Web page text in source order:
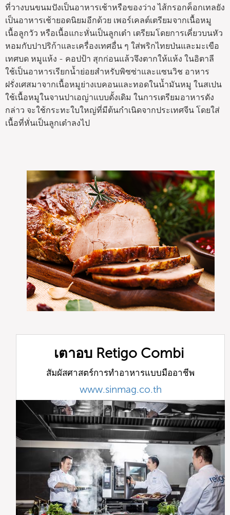
ที่วางบนขนมปังเป็นอาหารเช้าหรือของว่าง ไส้กรอกค็อกเทลยัง
เป็นอาหารเช้ายอดนิยมอีกด้วย เพอร์เคลต์เตรียมจากเนื้อหมู
เนื้อลูกวัว หรือเนื้อแกะหั่นเป็นลูกเต๋า เตรียมโดยการเคี่ยวบนหัว
หอมกับปาปริก้าและเครื่องเทศอื่น ๆ ใส่พริกไทยป่นและมะเขือ
เทศบด หมูแห้ง - คอปป้า สุกก่อนแล้วจึงตากให้แห้ง ในอิตาลี
ใช้เป็นอาหารเรียกน้ำย่อยสำหรับพิซซ่าและแซนวิช อาหาร
ฝรั่งเศสมาจากเนื้อหมูย่างเบคอนและทอดในน้ำมันหมู ในสเปน
ใช้เนื้อหมูในจานปาเอญ่าแบบดั้งเดิม ในการเตรียมอาหารดัง
กล่าว จะใช้กระทะใบใหญ่ที่มีต้นกำเนิดจากประเทศจีน โดยใส่
เนื้อที่หั่นเป็นลูกเต๋าลงไป
เตาอบ Retigo Combi
สัมผัสศาสตร์การทำอาหารแบบมืออาชีพ
www.sinmag.co.th